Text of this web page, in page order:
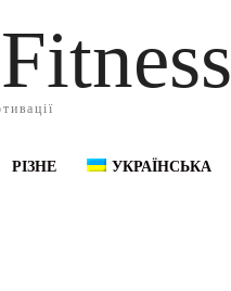
РІЗНЕ УКРАЇНСЬКА